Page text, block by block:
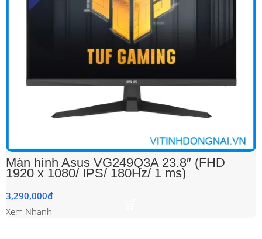
Màn hình Asus VG249Q3A 23.8″ (FHD
1920 x 1080/ IPS/ 180Hz/ 1 ms)
3,290,000₫
Xem Nhanh